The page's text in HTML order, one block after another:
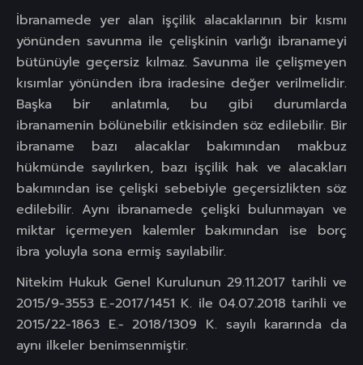
İbranamede yer alan işçilik alacaklarının bir kısmı
yönünden savunma ile çelişkinin varlığı ibranameyi
bütünüyle geçersiz kılmaz. Savunma ile çelişmeyen
kısımlar yönünden ibra iradesine değer verilmelidir.
Başka bir anlatımla, bu gibi durumlarda
ibranamenin bölünebilir etkisinden söz edilebilir. Bir
ibraname bazı alacaklar bakımından makbuz
hükmünde sayılırken, bazı işçilik hak ve alacakları
bakımından ise çelişki sebebiyle geçersizlikten söz
edilebilir. Aynı ibranamede çelişki bulunmayan ve
miktar içermeyen kalemler bakımından ise borç
ibra yoluyla sona ermiş sayılabilir.
Nitekim Hukuk Genel Kurulunun 29.11.2017 tarihli ve
2015/9-3553 E.-2017/1451 K. ile 04.07.2018 tarihli ve
2015/22-1863 E.- 2018/1309 K. sayılı kararında da
aynı ilkeler benimsenmiştir.